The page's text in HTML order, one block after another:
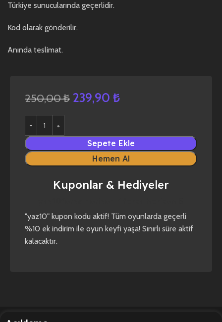
Türkiye sunucularında geçerlidir.
Kod olarak gönderilir.
Anında teslimat.
250,00₺ 239,90 ₺
Sepete Ekle
Hemen Al
Kuponlar & Hediyeler
"yaz10" kupon kodu aktif! Tüm oyunlarda geçerli
%10 ek indirim ile oyun keyfi yaşa! Sınırlı süre aktif
kalacaktır.